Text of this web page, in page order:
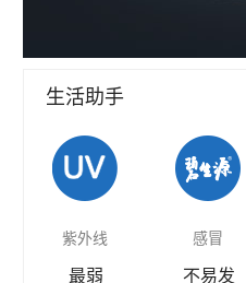
生活助手
紫外线 感冒
最弱 不易发